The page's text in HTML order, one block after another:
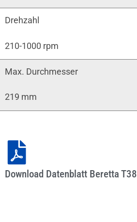
Drehzahl
210-1000 rpm
Max. Durchmesser
219 mm
Download Datenblatt Beretta T38